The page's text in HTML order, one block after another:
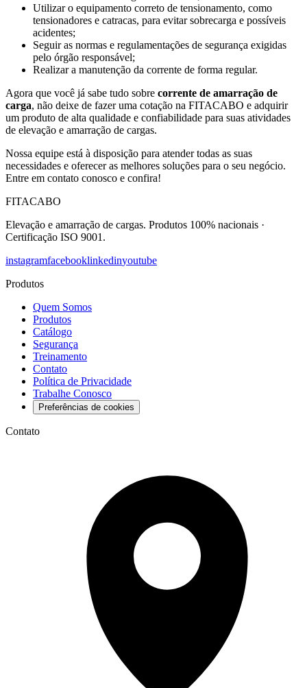
Utilizar o equipamento correto de tensionamento, como
tensionadores e catracas, para evitar sobrecarga e possíveis
acidentes;
Seguir as normas e regulamentações de segurança exigidas
pelo órgão responsável;
Realizar a manutenção da corrente de forma regular.
Agora que você já sabe tudo sobre corrente de amarração de
carga, não deixe de fazer uma cotação na FITACABO e adquirir
um produto de alta qualidade e confiabilidade para suas atividades
de elevação e amarração de cargas.
Nossa equipe está à disposição para atender todas as suas
necessidades e oferecer as melhores soluções para o seu negócio.
Entre em contato conosco e confira!
FITACABO
Elevação e amarração de cargas. Produtos 100% nacionais ·
Certificação ISO 9001.
instagramfacebooklinkedinyoutube
Produtos
Quem Somos
Produtos
Catálogo
Segurança
Treinamento
Contato
Política de Privacidade
Trabalhe Conosco
Preferências de cookies
Contato